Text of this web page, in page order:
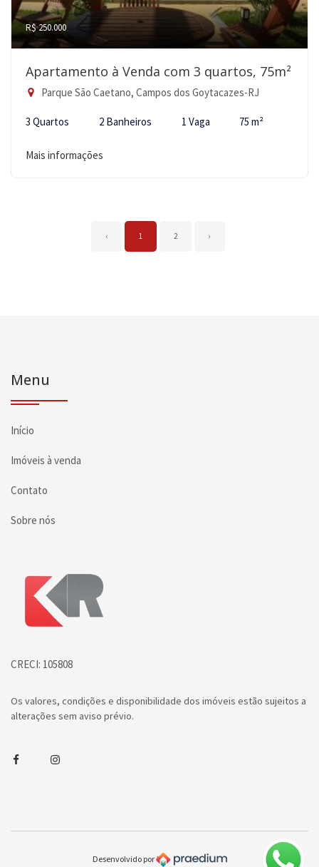
R$ 250.000
Apartamento à Venda com 3 quartos, 75m²
Parque São Caetano, Campos dos Goytacazes-RJ
3 Quartos 2 Banheiros 1 Vaga 75 m²
Mais informações
‹ 1 2 ›
Menu
Início
Imóveis à venda
Contato
Sobre nós
Página inicial
CRECI: 105808
Os valores, condições e disponibilidade dos imóveis estão sujeitos a
alterações sem aviso prévio.
FacebookInstagram
Desenvolvido por